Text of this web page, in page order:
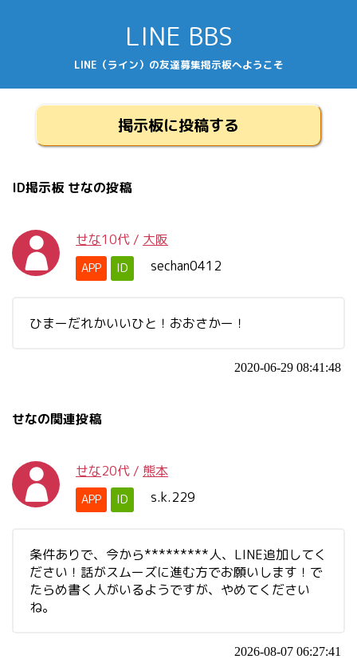
LINE BBS
LINE（ライン）の友達募集掲示板へようこそ
掲示板に投稿する
ID掲示板 せなの投稿
せな10代 / 大阪
APP ID sechan0412
ひまーだれかいいひと！おおさかー！
2020-06-29 08:41:48
せなの関連投稿
せな20代 / 熊本
APP ID s.k.229
条件ありで、今から*********人、LINE追加してく
ださい！話がスムーズに進む方でお願いします！で
たらめ書く人がいるようですが、やめてください
ね。
2026-08-07 06:27:41